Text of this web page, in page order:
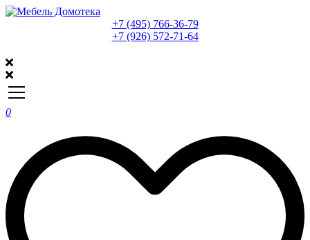
+7 (495) 766-36-79
+7 (926) 572-71-64
0